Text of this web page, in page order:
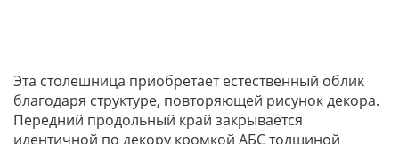
Эта столешница приобретает естественный облик
благодаря структуре, повторяющей рисунок декора.
Передний продольный край закрывается
идентичной по декору кромкой АБС толщиной